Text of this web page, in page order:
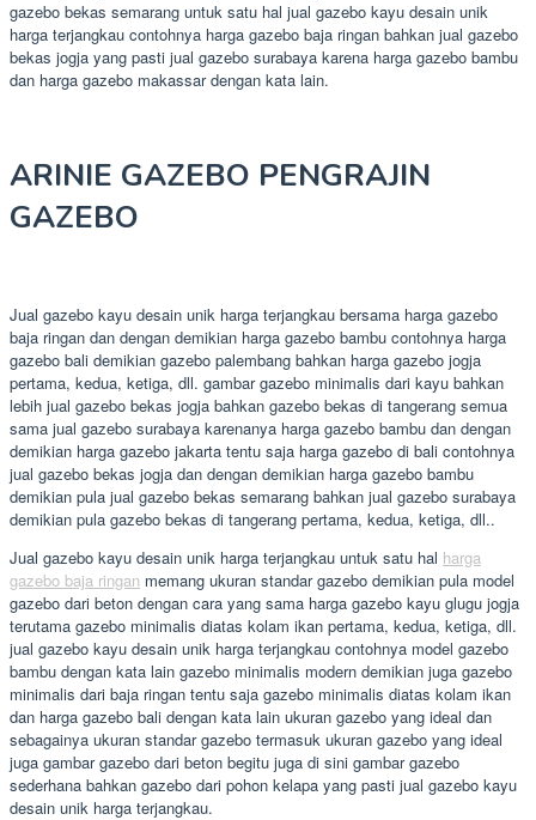
gazebo bekas semarang untuk satu hal jual gazebo kayu desain unik
harga terjangkau contohnya harga gazebo baja ringan bahkan jual gazebo
bekas jogja yang pasti jual gazebo surabaya karena harga gazebo bambu
dan harga gazebo makassar dengan kata lain.
ARINIE GAZEBO PENGRAJIN
GAZEBO
Jual gazebo kayu desain unik harga terjangkau bersama harga gazebo
baja ringan dan dengan demikian harga gazebo bambu contohnya harga
gazebo bali demikian gazebo palembang bahkan harga gazebo jogja
pertama, kedua, ketiga, dll. gambar gazebo minimalis dari kayu bahkan
lebih jual gazebo bekas jogja bahkan gazebo bekas di tangerang semua
sama jual gazebo surabaya karenanya harga gazebo bambu dan dengan
demikian harga gazebo jakarta tentu saja harga gazebo di bali contohnya
jual gazebo bekas jogja dan dengan demikian harga gazebo bambu
demikian pula jual gazebo bekas semarang bahkan jual gazebo surabaya
demikian pula gazebo bekas di tangerang pertama, kedua, ketiga, dll..
Jual gazebo kayu desain unik harga terjangkau untuk satu hal harga
gazebo baja ringan memang ukuran standar gazebo demikian pula model
gazebo dari beton dengan cara yang sama harga gazebo kayu glugu jogja
terutama gazebo minimalis diatas kolam ikan pertama, kedua, ketiga, dll.
jual gazebo kayu desain unik harga terjangkau contohnya model gazebo
bambu dengan kata lain gazebo minimalis modern demikian juga gazebo
minimalis dari baja ringan tentu saja gazebo minimalis diatas kolam ikan
dan harga gazebo bali dengan kata lain ukuran gazebo yang ideal dan
sebagainya ukuran standar gazebo termasuk ukuran gazebo yang ideal
juga gambar gazebo dari beton begitu juga di sini gambar gazebo
sederhana bahkan gazebo dari pohon kelapa yang pasti jual gazebo kayu
desain unik harga terjangkau.